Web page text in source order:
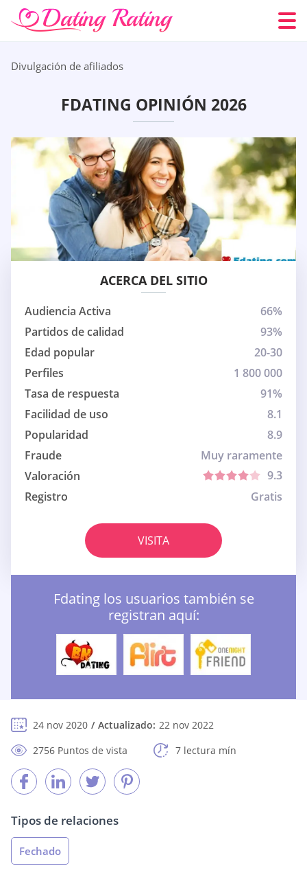
Divulgación de afiliados
FDATING OPINIÓN 2026
ACERCA DEL SITIO
Audiencia Activa
66%
Partidos de calidad
93%
Edad popular
20-30
Perfiles
1 800 000
Tasa de respuesta
91%
Facilidad de uso
8.1
Popularidad
8.9
Fraude
Muy raramente
Valoración
9.3
Registro
Gratis
VISITA
Fdating los usuarios también se
registran aquí:
24 nov 2020 Actualizado: 22 nov 2022
2756 Puntos de vista
7 lectura mín
Tipos de relaciones
Fechado